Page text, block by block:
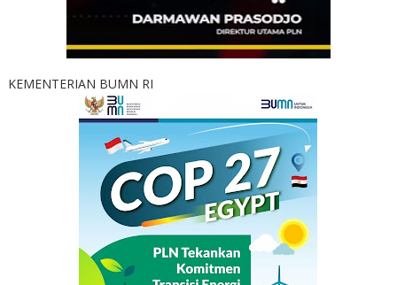
KEMENTERIAN BUMN RI